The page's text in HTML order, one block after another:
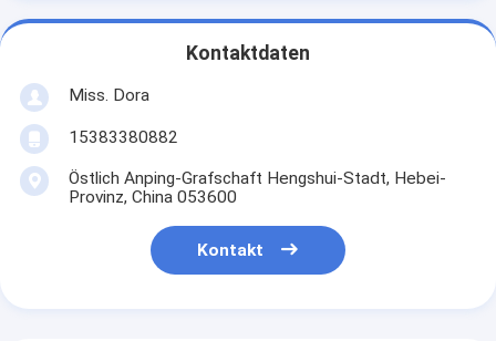
Kontaktdaten
Miss. Dora
15383380882
Östlich Anping-Grafschaft Hengshui-Stadt, Hebei-
Provinz, China 053600
Kontakt